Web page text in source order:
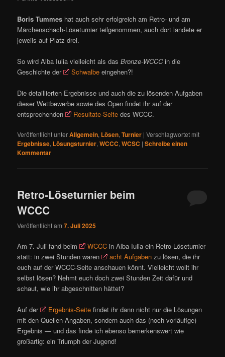
Boris Tummes hat auch sehr erfolgreich am Retro- und am
Märchenschach-Löseturnier teilgenommen, auch dort landete er
jeweils auf Platz drei.
So wird Alba Iulia vielleicht als dasBronze-WCCCin die
Geschichte der
Schwalbe eingehen?!
Die detaillierten Ergebnisse und auch die zu lösenden Aufgaben
dieser Wettbewerbe sowie des Open findet ihr auf der
entsprechenden
Resultate-Seite des WCCC.
Veröffentlicht unterAllgemein, Lösen,Turnier |Verschlagwortet mit
Ergebnisse, Lösungsturnier,WCCC,WCSC |Schreibe einen
Kommentar
Retro-Löseturnier beim
WCCC
Veröffentlicht am7. Juli 2025
Am 7. Juli fand beim WCCC in Alba Iulia ein Retro-Löseturnier
statt: in zwei Stunden waren
acht Aufgaben zu lösen, die ihr
euch auf der WCCC-Seite anschauen könnt. Vielleicht wollt ihr
selbst lösen? Nehmt euch doch zwei Stunden Zeit dafür und
schaut, wie ihr abgeschnitten hättet?
Auf der Ergebnis-Seite findet ihr dann nicht nur die Lösungen
mit den Quellen-Angaben, sondern auch das (noch vorläufige)
Ergebnis — und das finde ich ebenso bemerkenswert wie
großartig: ein Triumph der Jugend!